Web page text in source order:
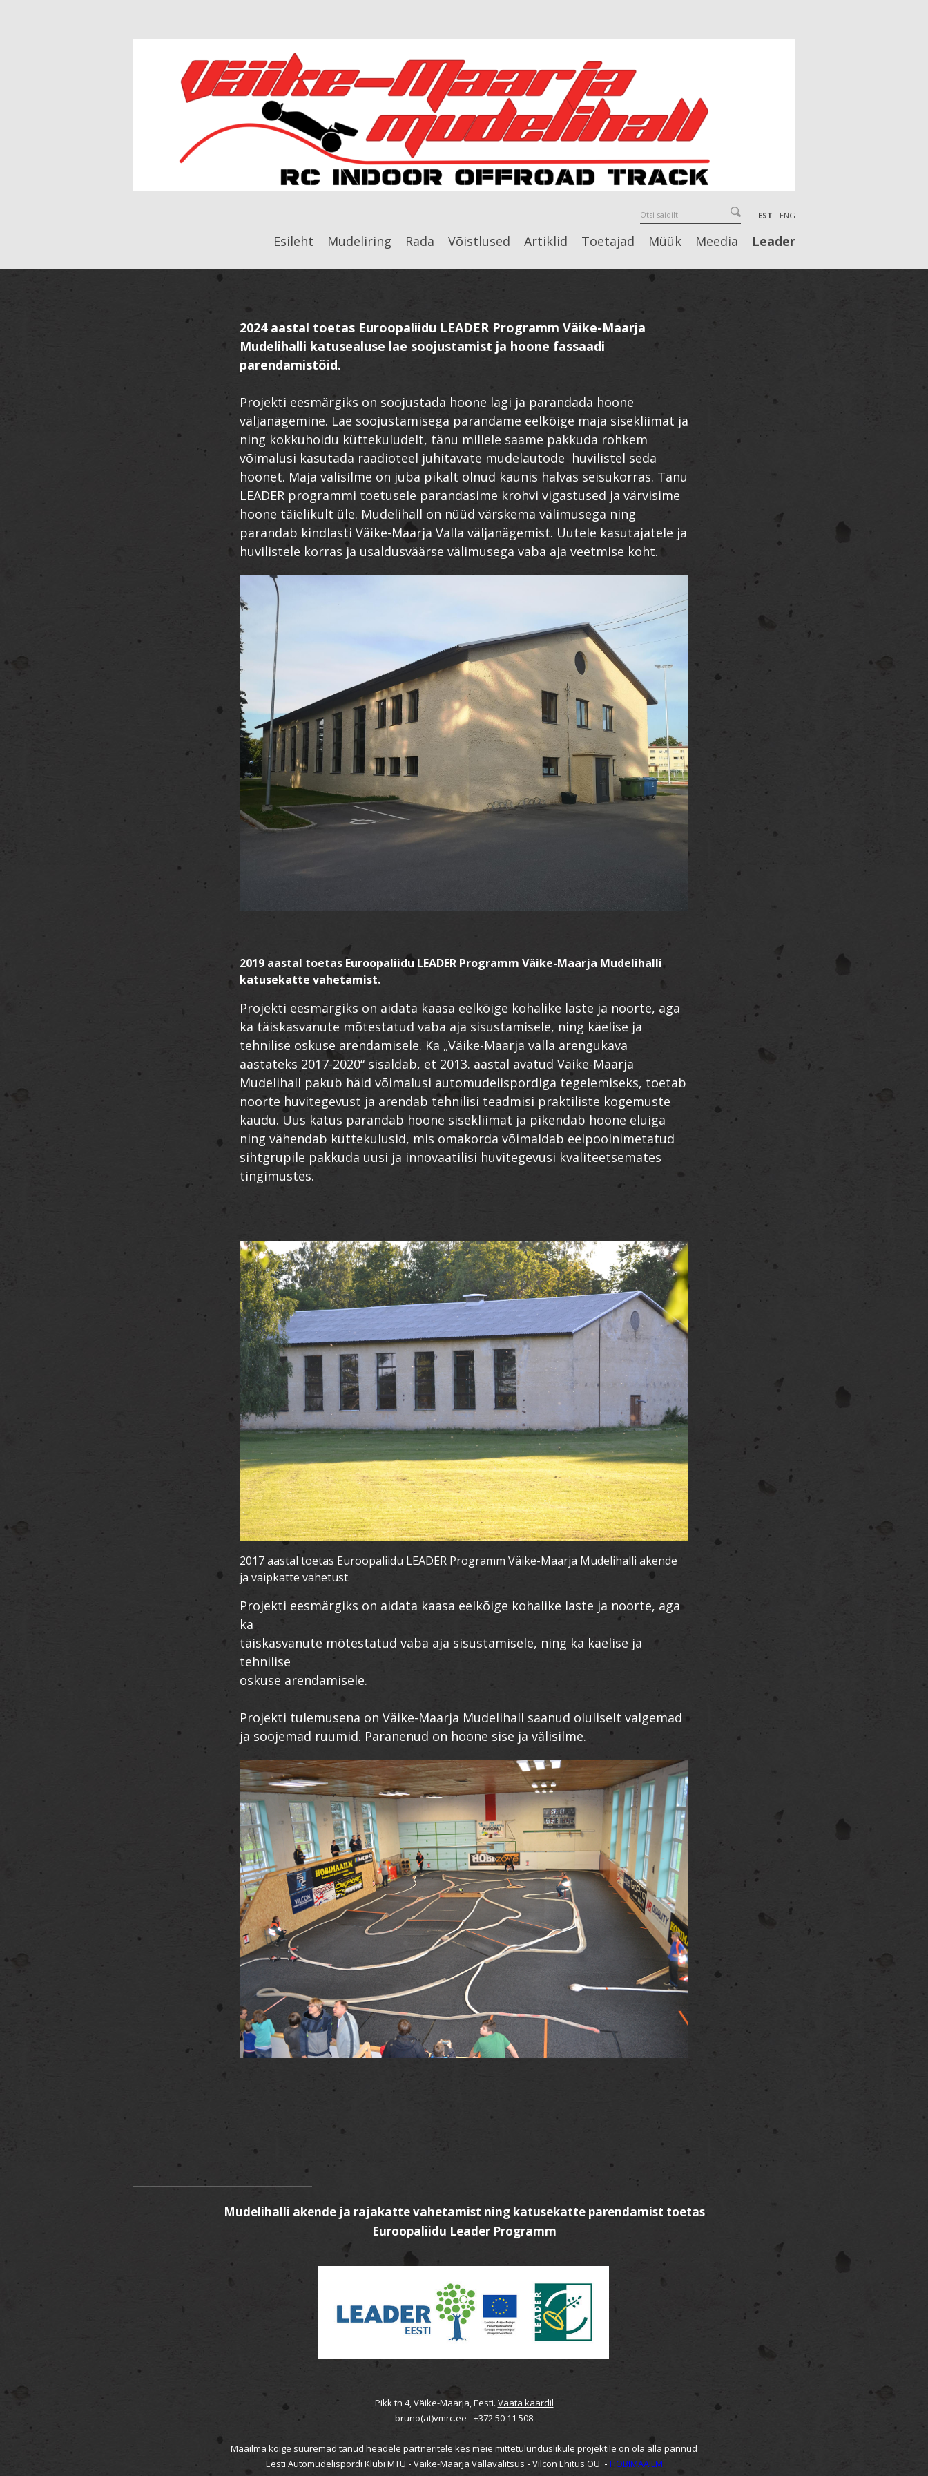
EST ENG
Esileht Mudeliring Rada Võistlused Artiklid Toetajad Müük Meedia Leader
2024 aastal toetas Euroopaliidu LEADER Programm Väike-Maarja
Mudelihalli katusealuse lae soojustamist ja hoone fassaadi
parendamistöid.
Projekti eesmärgiks on soojustada hoone lagi ja parandada hoone
väljanägemine. Lae soojustamisega parandame eelkõige maja sisekliimat ja
ning kokkuhoidu küttekuludelt, tänu millele saame pakkuda rohkem
võimalusi kasutada raadioteel juhitavate mudelautode huvilistel seda
hoonet. Maja välisilme on juba pikalt olnud kaunis halvas seisukorras. Tänu
LEADER programmi toetusele parandasime krohvi vigastused ja värvisime
hoone täielikult üle. Mudelihall on nüüd värskema välimusega ning
parandab kindlasti Väike-Maarja Valla väljanägemist. Uutele kasutajatele ja
huvilistele korras ja usaldusväärse välimusega vaba aja veetmise koht.
2019 aastal toetas Euroopaliidu LEADER Programm Väike-Maarja Mudelihalli
katusekatte vahetamist.
Projekti eesmärgiks on aidata kaasa eelkõige kohalike laste ja noorte, aga
ka täiskasvanute mõtestatud vaba aja sisustamisele, ning käelise ja
tehnilise oskuse arendamisele. Ka „Väike-Maarja valla arengukava
aastateks 2017-2020“ sisaldab, et 2013. aastal avatud Väike-Maarja
Mudelihall pakub häid võimalusi automudelispordiga tegelemiseks, toetab
noorte huvitegevust ja arendab tehnilisi teadmisi praktiliste kogemuste
kaudu. Uus katus parandab hoone sisekliimat ja pikendab hoone eluiga
ning vähendab küttekulusid, mis omakorda võimaldab eelpoolnimetatud
sihtgrupile pakkuda uusi ja innovaatilisi huvitegevusi kvaliteetsemates
tingimustes.
2017 aastal toetas Euroopaliidu LEADER Programm Väike-Maarja Mudelihalli akende
ja vaipkatte vahetust.
Projekti eesmärgiks on aidata kaasa eelkõige kohalike laste ja noorte, aga
ka
täiskasvanute mõtestatud vaba aja sisustamisele, ning ka käelise ja
tehnilise
oskuse arendamisele.
Projekti tulemusena on Väike-Maarja Mudelihall saanud oluliselt valgemad
ja soojemad ruumid. Paranenud on hoone sise ja välisilme.
Mudelihalli akende ja rajakatte vahetamist ning katusekatte parendamist toetas
Euroopaliidu Leader Programm
Pikk tn 4, Väike-Maarja, Eesti. Vaata kaardil
bruno(at)vmrc.ee - +372 50 11 508
Maailma kõige suuremad tänud headele partneritele kes meie mittetulunduslikule projektile on õla alla pannud
Eesti Automudelispordi Klubi MTÜ - Väike-Maarja Vallavalitsus - Vilcon Ehitus OÜ - HOBIMAAILM